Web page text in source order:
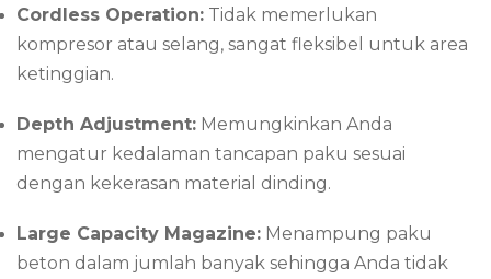
Cordless Operation: Tidak memerlukan
kompresor atau selang, sangat fleksibel untuk area
ketinggian.
Depth Adjustment: Memungkinkan Anda
mengatur kedalaman tancapan paku sesuai
dengan kekerasan material dinding.
Large Capacity Magazine: Menampung paku
beton dalam jumlah banyak sehingga Anda tidak